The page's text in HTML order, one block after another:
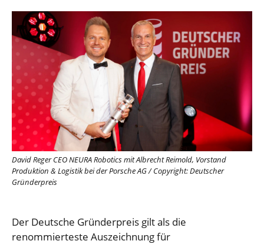
David Reger CEO NEURA Robotics mit Albrecht Reimold, Vorstand
Produktion & Logistik bei der Porsche AG/Copyright: Deutscher
Gründerpreis
Der Deutsche Gründerpreis gilt als die
renommierteste Auszeichnung für